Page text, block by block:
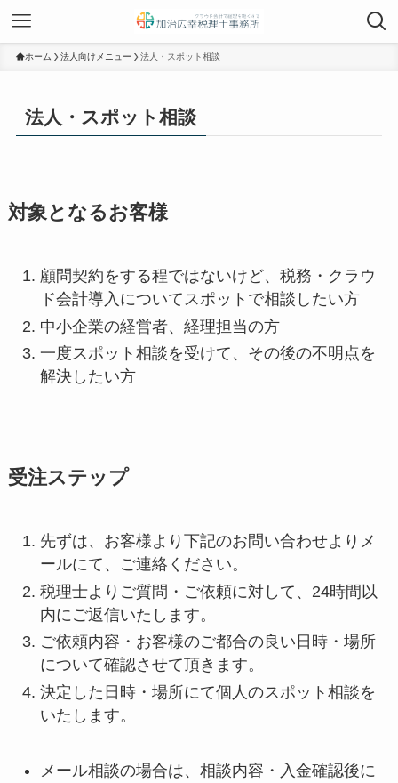
ホーム 法人向けメニュー 法人・スポット相談
法人・スポット相談
対象となるお客様
顧問契約をする程ではないけど、税務・クラウ
ド会計導入についてスポットで相談したい方
中小企業の経営者、経理担当の方
一度スポット相談を受けて、その後の不明点を
解決したい方
受注ステップ
先ずは、お客様より下記のお問い合わせよりメ
ールにて、ご連絡ください。
税理士よりご質問・ご依頼に対して、24時間以
内にご返信いたします。
ご依頼内容・お客様のご都合の良い日時・場所
について確認させて頂きます。
決定した日時・場所にて個人のスポット相談を
いたします。
メール相談の場合は、相談内容・入金確認後に